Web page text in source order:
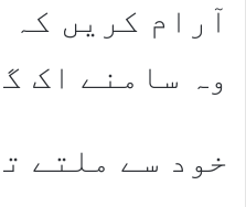
آرام کریں کہ
وہ سامنے اک
خود سے ملتے